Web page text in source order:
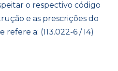
o respectivo código
e as prescrições do
a: (113.022-6 / I4)